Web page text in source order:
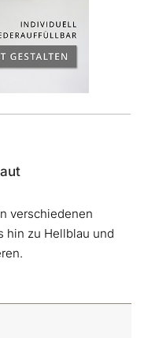
verschiedenen
hin zu Hellblau und